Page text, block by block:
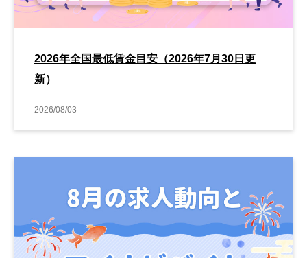
2026年全国最低賃金目安（2026年7月30日更
新）
2026/08/03